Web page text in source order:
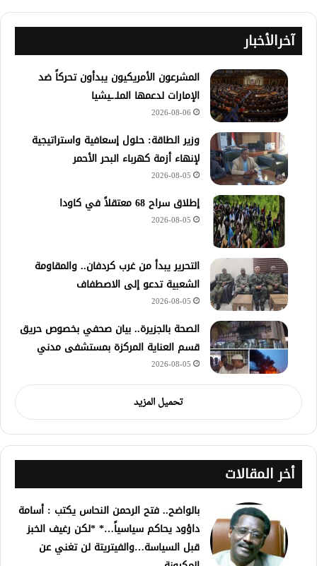
آخرالأخبار
المشرعون الأمريكيون يبدأون تحركاً ضد
الإمارات لدعمها الملـ.ـيشيا
2026-08-06
وزير الطاقة: حلول إسعافية واستراتيجية
لإنهاء أزمة كهرباء البحر الأحمر
2026-08-05
إطلاق سراح 68 معتقلاً في كاودا
2026-08-05
التحرير يبدأ من غرب كردفان.. والمقاومة
الشعبية تدعو إلى الاصطفاف
2026-08-05
الصحة بالجزيرة.. بيان صحفي بخصوص حريق
قسم العناية المركزة بمستشفى مدني
2026-08-05
تحميل المزيد
أخر المقالات
بالواضح.. فتح الرحمن النحاس يكتب : أسامة
داؤود يحاكم سياسياً…* *لكن رغيف الخبز
قبل السياسة…والفيتريتة لن تغني عن